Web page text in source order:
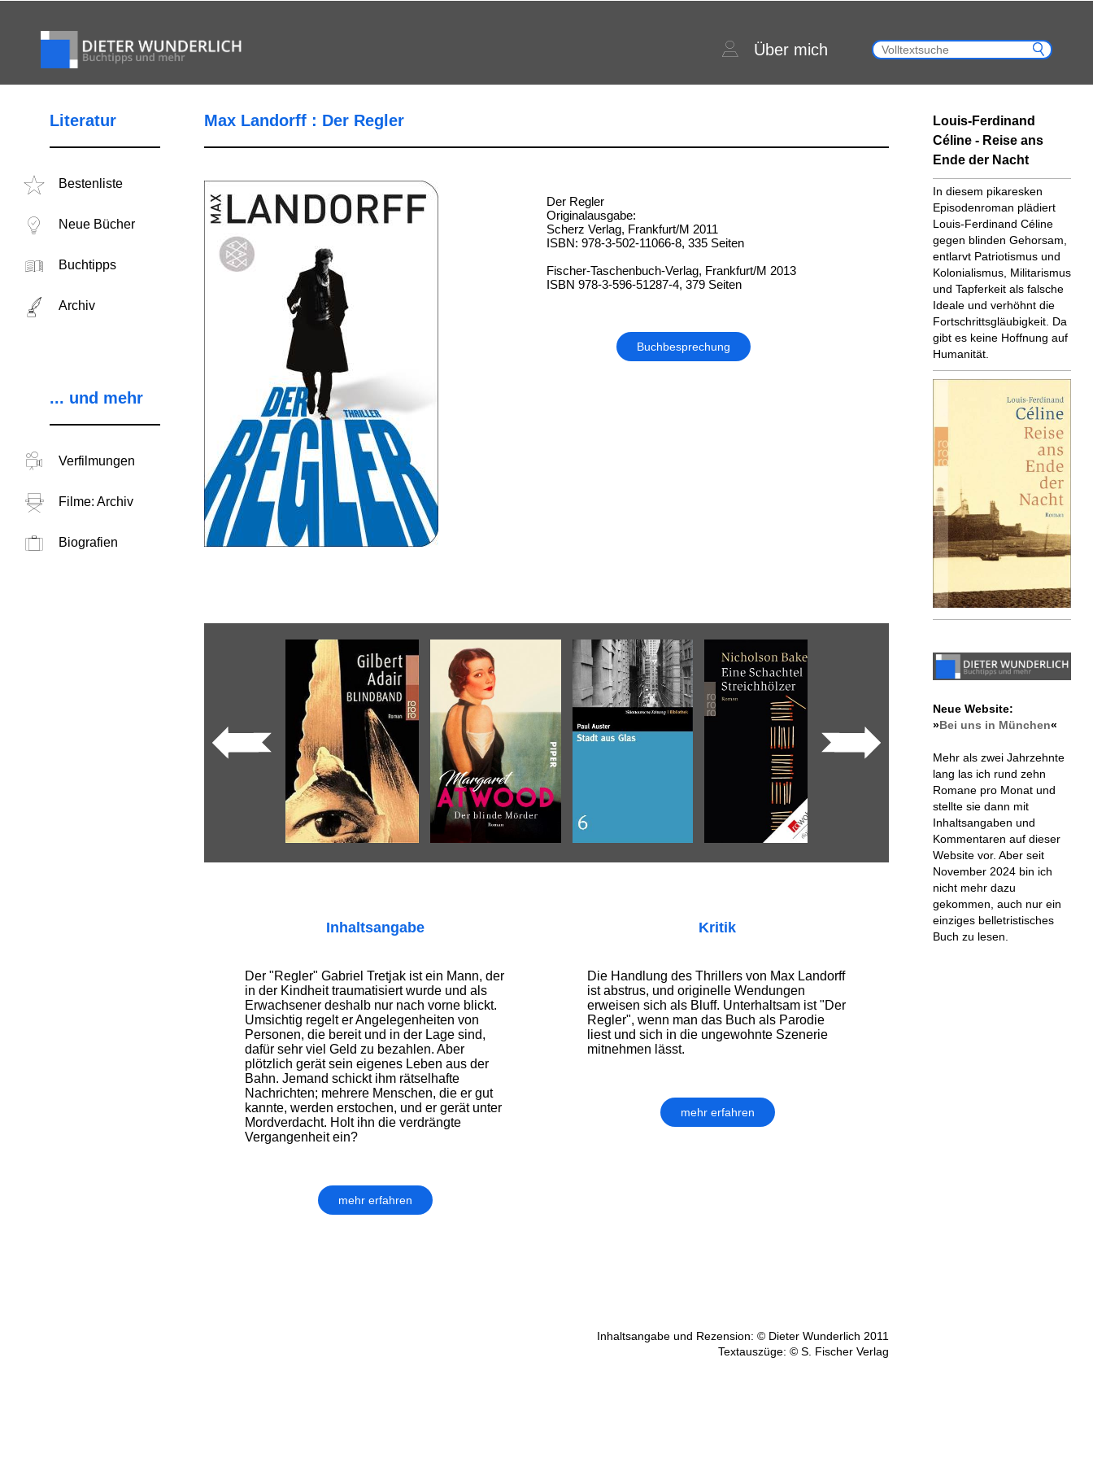
Über mich
Literatur
Bestenliste
Neue Bücher
Buchtipps
Archiv
... und mehr
Verfilmungen
Filme: Archiv
Biografien
Max Landorff : Der Regler
Der Regler
Originalausgabe:
Scherz Verlag, Frankfurt/M 2011
ISBN: 978-3-502-11066-8, 335 Seiten
Fischer-Taschenbuch-Verlag, Frankfurt/M 2013
ISBN 978-3-596-51287-4, 379 Seiten
Buchbesprechung
Inhaltsangabe
Der "Regler" Gabriel Tretjak ist ein Mann, der
in der Kindheit traumatisiert wurde und als
Erwachsener deshalb nur nach vorne blickt.
Umsichtig regelt er Angelegenheiten von
Personen, die bereit und in der Lage sind,
dafür sehr viel Geld zu bezahlen. Aber
plötzlich gerät sein eigenes Leben aus der
Bahn. Jemand schickt ihm rätselhafte
Nachrichten; mehrere Menschen, die er gut
kannte, werden erstochen, und er gerät unter
Mordverdacht. Holt ihn die verdrängte
Vergangenheit ein?
mehr erfahren
Kritik
Die Handlung des Thrillers von Max Landorff
ist abstrus, und originelle Wendungen
erweisen sich als Bluff. Unterhaltsam ist "Der
Regler", wenn man das Buch als Parodie
liest und sich in die ungewohnte Szenerie
mitnehmen lässt.
mehr erfahren
Inhaltsangabe und Rezension: © Dieter Wunderlich 2011
Textauszüge: © S. Fischer Verlag
Louis-Ferdinand
Céline - Reise ans
Ende der Nacht
In diesem pikaresken
Episodenroman plädiert
Louis-Ferdinand Céline
gegen blinden Gehorsam,
entlarvt Patriotismus und
Kolonialismus, Militarismus
und Tapferkeit als falsche
Ideale und verhöhnt die
Fortschrittsgläubigkeit. Da
gibt es keine Hoffnung auf
Humanität.
Neue Website:
»Bei uns in München«
Mehr als zwei Jahrzehnte
lang las ich rund zehn
Romane pro Monat und
stellte sie dann mit
Inhaltsangaben und
Kommentaren auf dieser
Website vor. Aber seit
November 2024 bin ich
nicht mehr dazu
gekommen, auch nur ein
einziges belletristisches
Buch zu lesen.